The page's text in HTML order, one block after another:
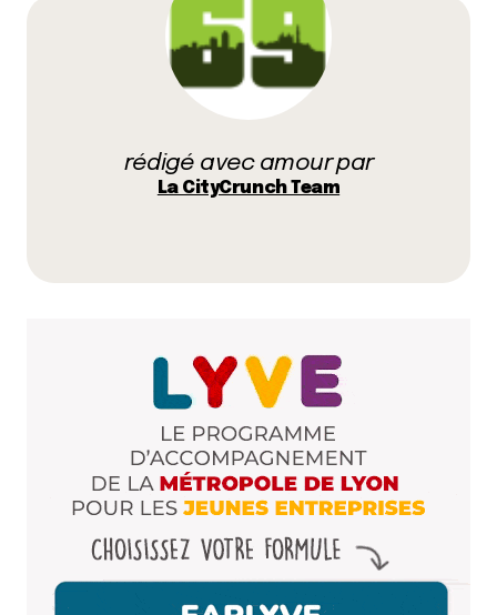
faire un tour
la librairie datta … pour les cadeaux un peu intello
Répondre
C’est sympas de nous aider pour notre shopping de
Bonjour à tous,
pour ceux qui veulent offrir du « made in Lyon » à
noël, voici une autre idée de marque Lyonnaise
indikat
12 décembre 2012 à 19 h 00 min
rédigé avec amour par
La CityCrunch Team